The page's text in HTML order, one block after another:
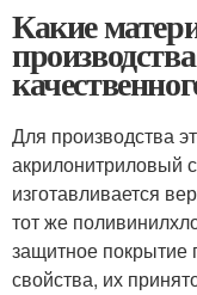
Какие
Для производства
акрилонитриловый
изготавливается
тот же
защитное
свойства, их